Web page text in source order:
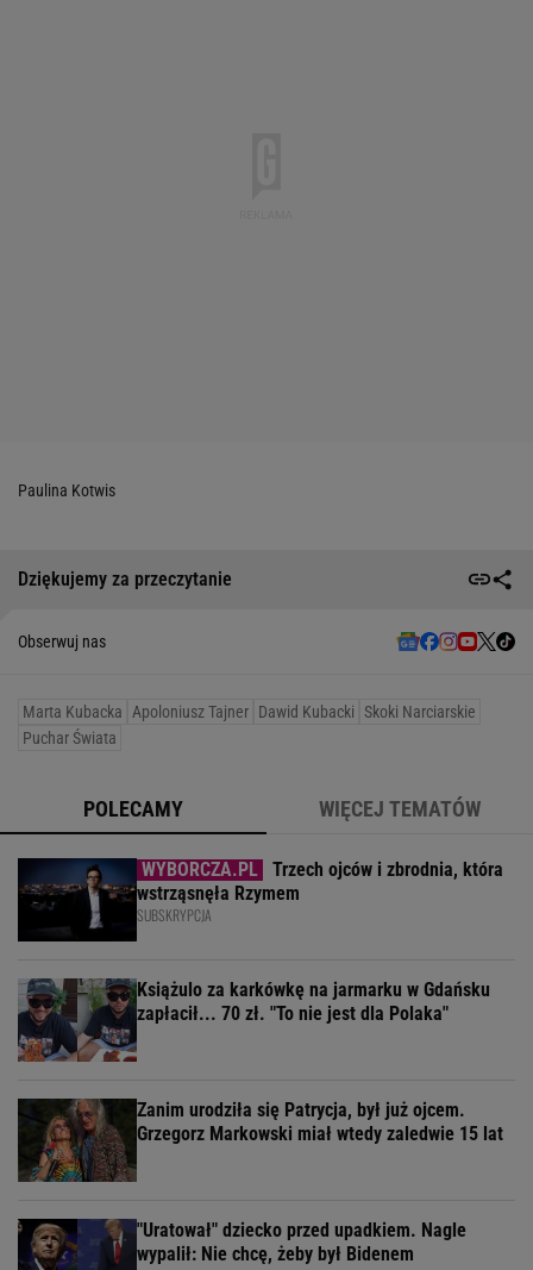
Paulina Kotwis
Dziękujemy za przeczytanie
Obserwuj nas
Marta Kubacka Apoloniusz Tajner Dawid Kubacki Skoki Narciarskie
Puchar Świata
POLECAMY WIĘCEJ TEMATÓW
Trzech ojców i zbrodnia, która
wstrząsnęła Rzymem
SUBSKRYPCJA
Książulo za karkówkę na jarmarku w Gdańsku
zapłacił... 70 zł. "To nie jest dla Polaka"
Zanim urodziła się Patrycja, był już ojcem.
Grzegorz Markowski miał wtedy zaledwie 15 lat
"Uratował" dziecko przed upadkiem. Nagle
wypalił: Nie chcę, żeby był Bidenem